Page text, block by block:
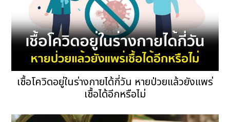
เชื้อโควิดอยู่ในร่างกายได้กี่วัน หายป่วยแล้วยังแพร่
เชื้อได้อีกหรือไม่